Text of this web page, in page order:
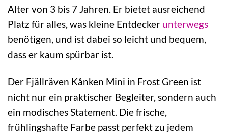
Alter von 3 bis 7 Jahren. Er bietet ausreichend
Platz für alles, was kleine Entdecker unterwegs
benötigen, und ist dabei so leicht und bequem,
dass er kaum spürbar ist.
Der Fjällräven Kånken Mini in Frost Green ist
nicht nur ein praktischer Begleiter, sondern auch
ein modisches Statement. Die frische,
frühlingshafte Farbe passt perfekt zu jedem